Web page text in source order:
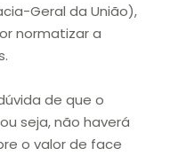
Geral da União),
normatizar a
de que o
seja, não haverá
o valor de face